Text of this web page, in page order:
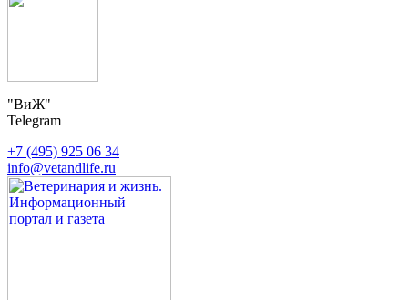
"ВиЖ"
Telegram
+7 (495) 925 06 34
info@vetandlife.ru